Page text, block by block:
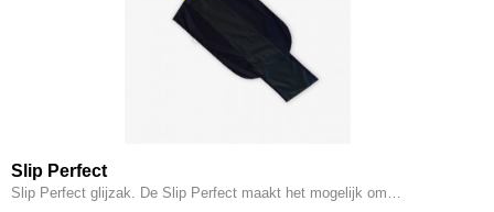
Slip Perfect
Slip Perfect glijzak. De Slip Perfect maakt het mogelijk om…